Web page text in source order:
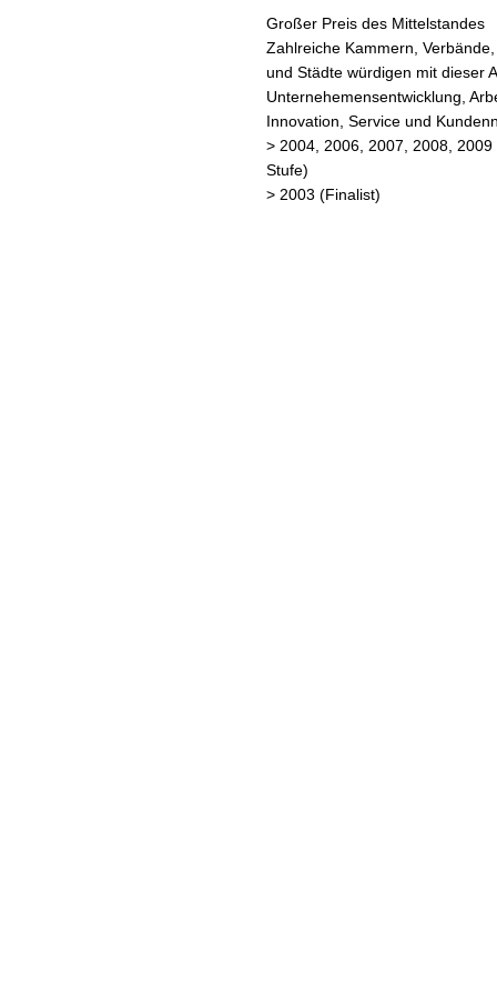
Großer Preis des Mittelstandes
Zahlreiche Kammern,
und Städte würdigen mit dieser
Unternehemensentwicklung,
Innovation, Service und
> 2004, 2006, 2007, 2008,
Stufe)
> 2003 (Finalist)